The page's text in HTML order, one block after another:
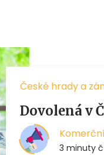
České hrady a
Dovolená v
3 minuty